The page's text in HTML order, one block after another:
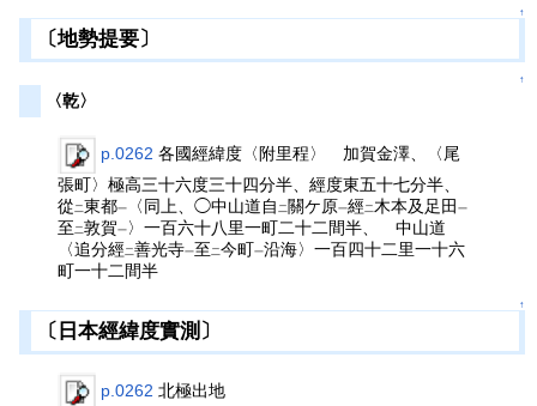
↑
〔地勢提要〕
↑
〈乾〉
p.0262 各國經緯度〈附里程〉 加賀金澤、〈尾
張町〉極高三十六度三十四分半、經度東五十七分半、
從 二東都一 〈同上、◯中山道自 二 關ケ原一經二 木本及足田一
至 二敦賀一 〉一百六十八里一町二十二間半、 中山道
〈追分經二善光寺一至 二今町一沿海〉一百四十二里一十六
町一十二間半
↑
〔日本經緯度實測〕
p.0262 北極出地